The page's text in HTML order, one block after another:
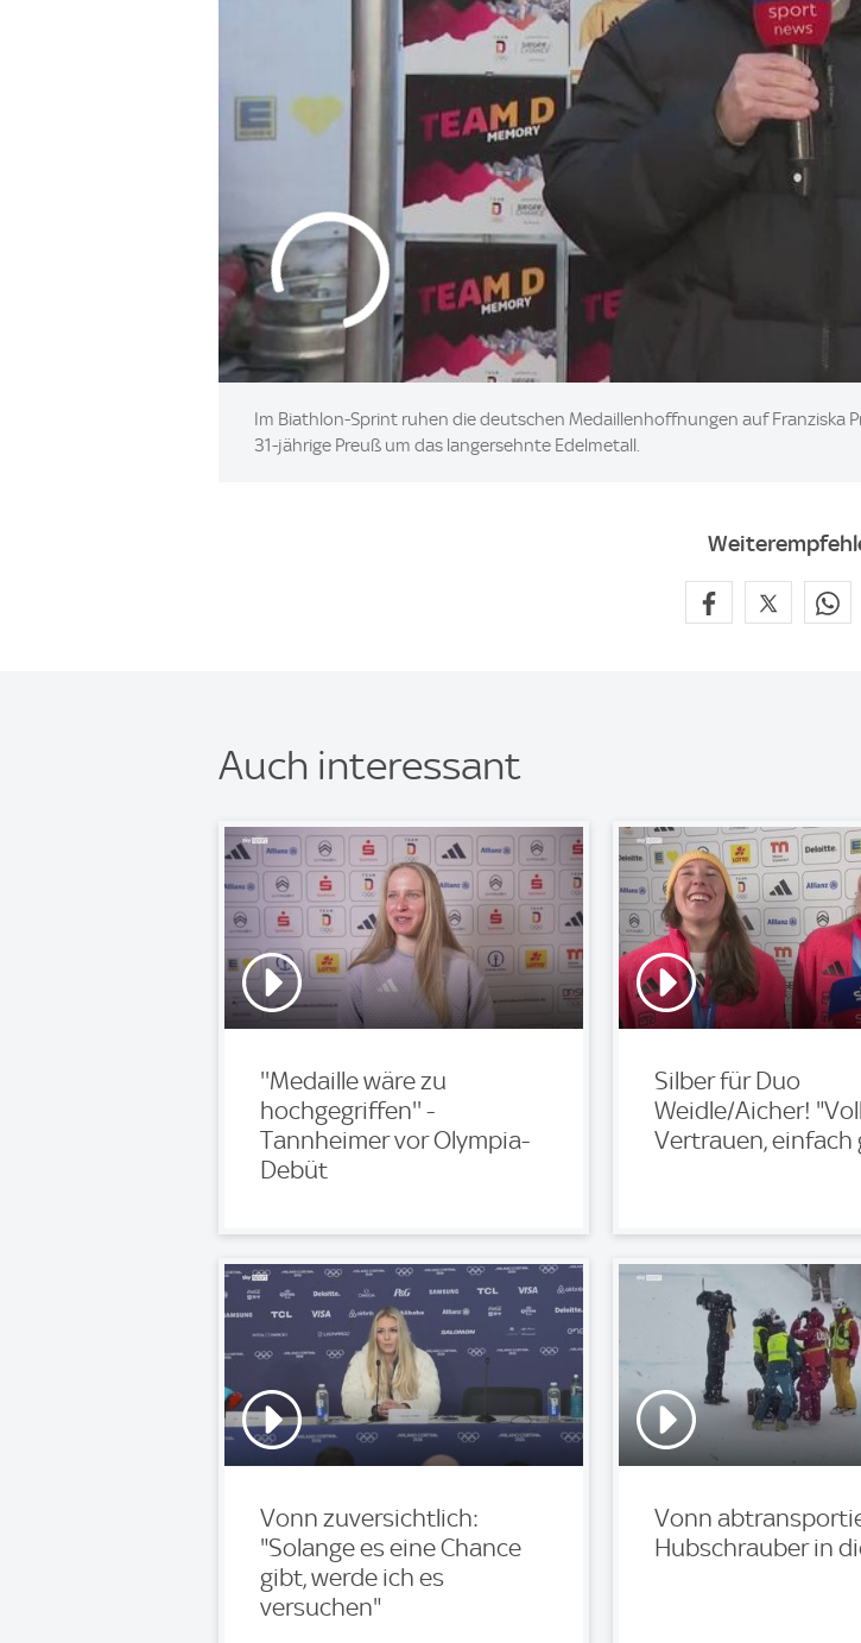
Im Biathlon-Sprint ruhen die deutschen Medaillenhoffnungen auf Franziska
31-jährige Preuß um das langersehnte Edelmetall.
Auch interessant
''Medaille wäre zu
hochgegriffen'' -
Tannheimer vor Olympia-
Debüt
Silber für Duo
Weidle/Aicher!
Vertrauen, einfach
Vonn zuversichtlich:
"Solange es eine Chance
gibt, werde ich es
versuchen"
Vonn
Hubschrauber in